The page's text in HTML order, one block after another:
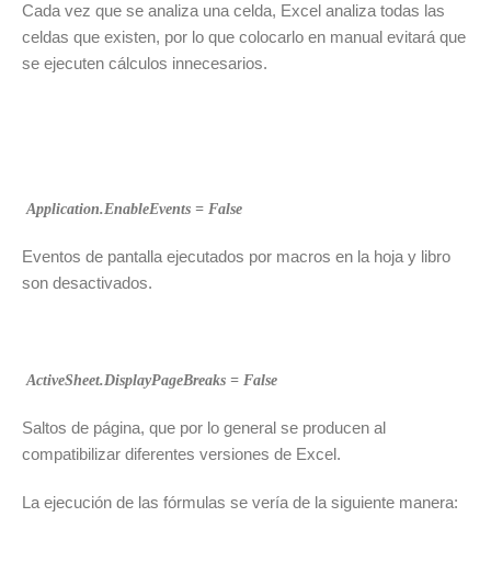
Cada vez que se analiza una celda, Excel analiza todas las
celdas que existen, por lo que colocarlo en manual evitará que
se ejecuten cálculos innecesarios.
Application.EnableEvents = False
Eventos de pantalla ejecutados por macros en la hoja y libro
son desactivados.
ActiveSheet.DisplayPageBreaks = False
Saltos de página, que por lo general se producen al
compatibilizar diferentes versiones de Excel.
La ejecución de las fórmulas se vería de la siguiente manera: